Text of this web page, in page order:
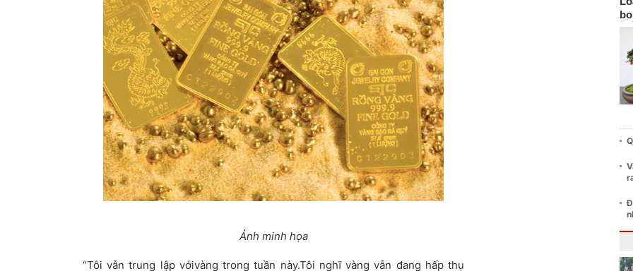
Ảnh minh họa
“Tôi vẫn trung lập vớivàng trong tuần này.Tôi nghĩ vàng vẫn đang hấp thụ